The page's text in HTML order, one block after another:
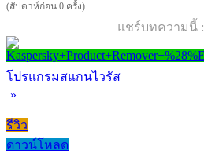
(สัปดาห์ก่อน 0 ครั้ง)
แชร์บทความนี้ :
โปรแกรมสแกนไวรัส
»
รีวิว
ดาวน์โหลด